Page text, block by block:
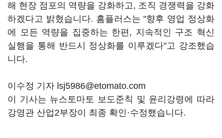
해 현장 점포의 역량을 강화하고, 조직 경쟁력을 강화
하겠다고 밝혔습니다. 홈플러스는 "향후 영업 정상화
에 모든 역량을 집중하는 한편, 지속적인 구조 혁신
실행을 통해 반드시 정상화를 이루겠다"고 강조했습
니다.
이수정 기자 lsj5986@etomato.com
이 기사는 뉴스토마토 보도준칙 및 윤리강령에 따라
강영관 산업2부장이 최종 확인·수정했습니다.